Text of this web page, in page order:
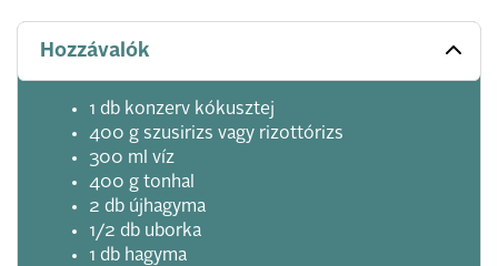
Hozzávalók
1 db konzerv kókusztej
400 g szusirizs vagy rizottórizs
300 ml víz
400 g tonhal
2 db újhagyma
1/2 db uborka
1 db hagyma